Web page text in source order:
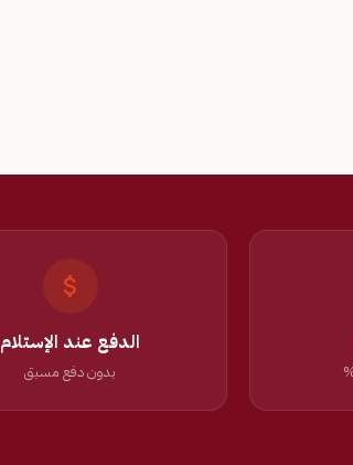
الدفع عند الإستلام
بدون دفع مسبق